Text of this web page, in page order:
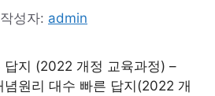
작성자: admin
답지 (2022 개정 교육과정) –
념원리 대수 빠른 답지(2022 개